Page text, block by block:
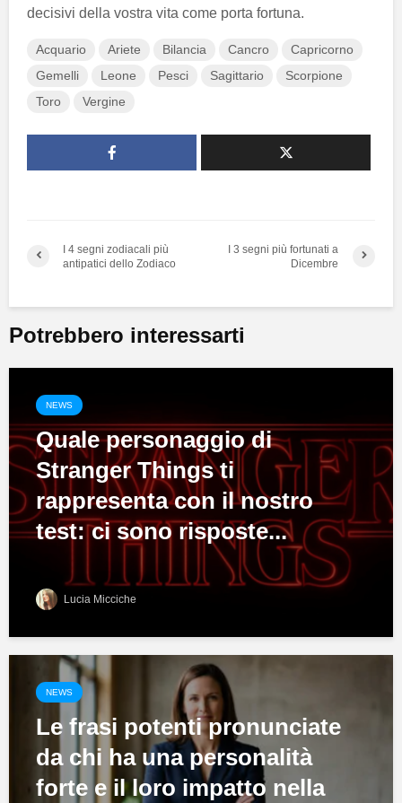
decisivi della vostra vita come porta fortuna.
Acquario Ariete Bilancia Cancro
Capricorno
Gemelli
Leone Pesci Sagittario
Scorpione
Toro
Vergine
I 4 segni zodiacali più
antipatici dello Zodiaco
I 3 segni più fortunati a
Dicembre
Potrebbero interessarti
NEWS
Quale personaggio di
Stranger Things ti
rappresenta con il nostro
test: ci sono risposte...
Lucia Micciche
NEWS
Le frasi potenti pronunciate
da chi ha una personalità
forte e il loro impatto nella